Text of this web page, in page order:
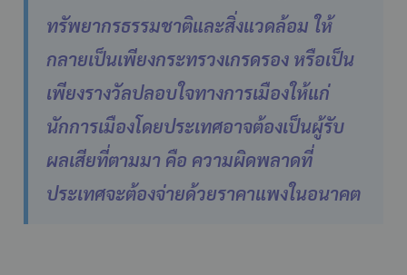
ทรัพยากรธรรมชาติและสิ่งแวดล้อม ให้
กลายเป็นเพียงกระทรวงเกรดรอง หรือเป็น
เพียงรางวัลปลอบใจทางการเมืองให้แก่
นักการเมืองโดยประเทศอาจต้องเป็นผู้รับ
ผลเสียที่ตามมา คือ ความผิดพลาดที่
ประเทศจะต้องจ่ายด้วยราคาแพงในอนาคต